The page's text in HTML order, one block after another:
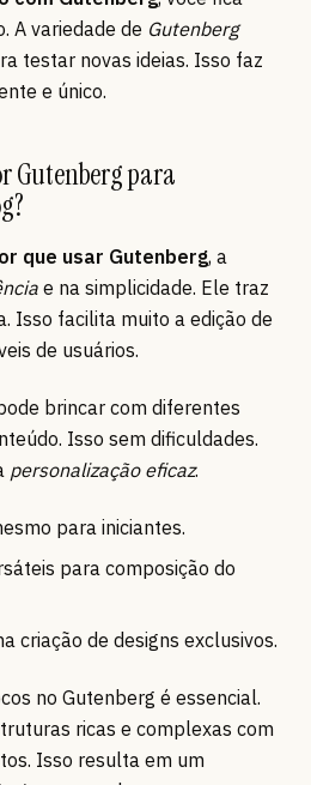
A variedade de Gutenberg
testar novas ideias. Isso faz
e único.
Gutenberg para
que usar Gutenberg, a
e na simplicidade. Ele traz
Isso facilita muito a edição de
de usuários.
brincar com diferentes
Isso sem dificuldades.
personalização eficaz.
para iniciantes.
para composição do
criação de designs exclusivos.
no Gutenberg é essencial.
ricas e complexas com
Isso resulta em um